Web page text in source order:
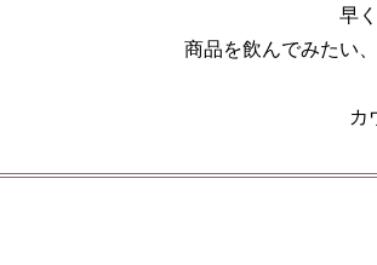
早
商品を飲んでみたい
カ